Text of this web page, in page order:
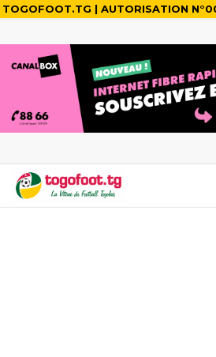
TOGOFOOT.TG | AUTORISATION